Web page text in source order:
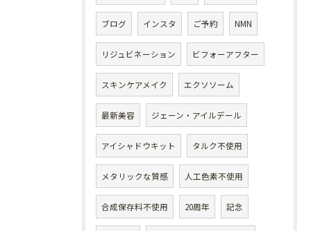
ブログ インスタ ご予約 NMN
リジュビネーション ビフォーアフター
スキンケアメイク エクソソーム
最新美容 ジェーン・アイルデール
アイシャドウキット タルク不使用
メタリックな質感 人工色素不使用
合成保存料不使用 20周年 記念